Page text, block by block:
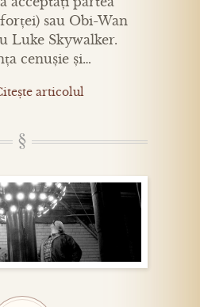
sau Obi-Wan
Luke Skywalker.
cenușie și…
articolul